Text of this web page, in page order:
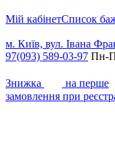
Мій кабінетCписок
м. Київ, вул. Івана
97(093) 589-03-97 Пн-
Знижка
на перше
замовлення при